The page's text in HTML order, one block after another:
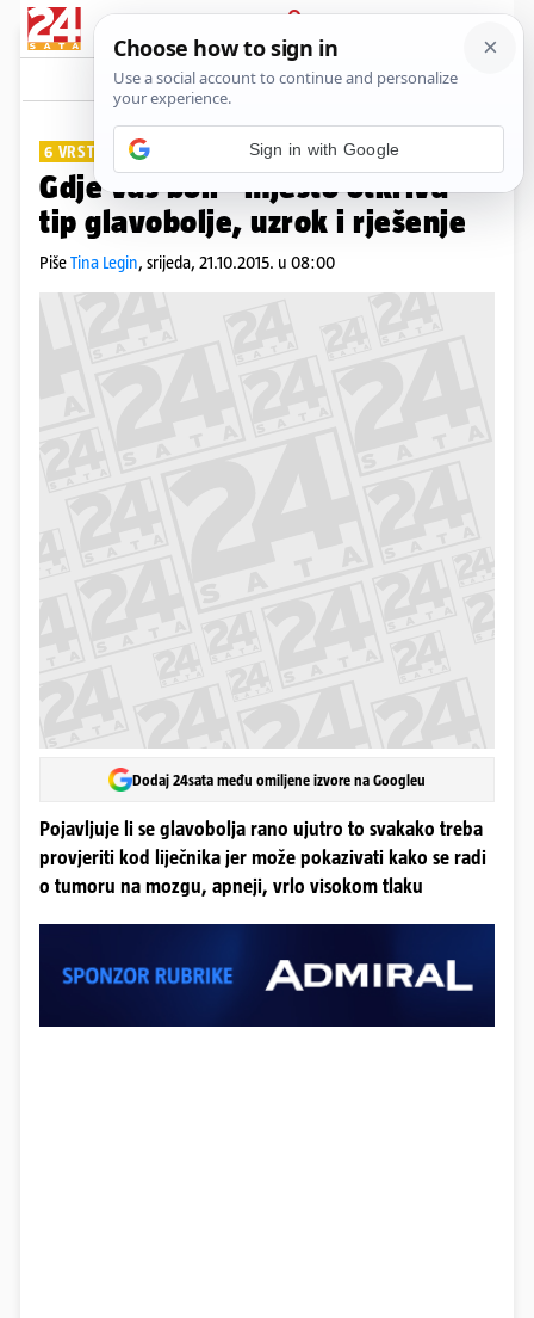
PRIJAVA
Lifestyle Komentari
6 VRSTA
Gdje vas boli - mjesto otkriva
tip glavobolje, uzrok i rješenje
PišeTina Legin, srijeda, 21.10.2015. u 08:00
Dodaj 24sata među omiljene izvore na Googleu
Pojavljuje li se glavobolja rano ujutro to svakako treba
provjeriti kod liječnika jer može pokazivati kako se radi
o tumoru na mozgu, apneji, vrlo visokom tlaku